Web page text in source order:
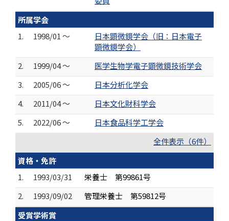
所属学会
1.
1998/01 ～
日本顕微鏡学会（旧：日本電子
顕微鏡学会）
2.
1999/04 ～
医学生物学電子顕微鏡技術学会
3.
2005/06 ～
日本分析化学会
4.
2011/04 ～
日本文化財科学会
5.
2022/06 ～
日本食品科学工学会
全件表示（6件）
資格・免許
1.
1993/03/31
栄養士 第99861号
2.
1993/09/02
管理栄養士 第59812号
受賞学術賞